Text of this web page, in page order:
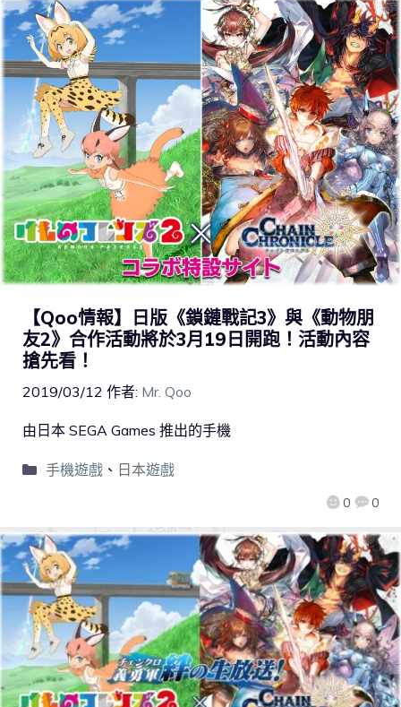
【Qoo情報】日版《鎖鏈戰記3》與《動物朋
友2》合作活動將於3月19日開跑！活動內容
搶先看！
2019/03/12 作者: Mr. Qoo
0 0
由日本 SEGA Games 推出的手機
手機遊戲、 日本遊戲